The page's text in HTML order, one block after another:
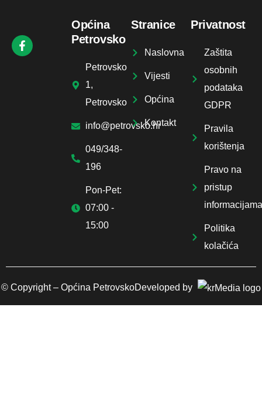
Općina
Petrovsko
Petrovsko
1,
Petrovsko
info@petrovsko.hr
049/348-
196
Pon-Pet:
07:00 -
15:00
Stranice
Naslovna
Vijesti
Općina
Kontakt
Privatnost
Zaštita
osobnih
podataka
GDPR
Pravila
korištenja
Pravo na
pristup
informacijama
Politika
kolačića
© Copyright – Općina PetrovskoDeveloped by